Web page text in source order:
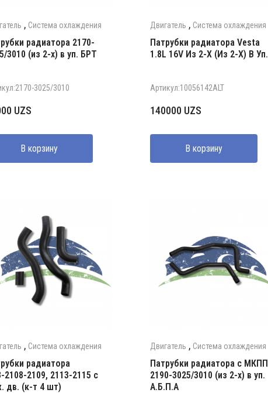
, Система охлаждения
радиатора 2170-
3010 (из 2-х) в уп. БРТ
3025/3010
UZS
В корзину
Двигатель , Система охлаждения
Патрубки радиатора Vesta
1.8L 16V Из 2-Х (Из 2-Х) В Уп.
Артикул:10056142ALT
140000 UZS
В корзину
, Система охлаждения
радиатора
2108-2109, 2113-2115 с
дв. (к-т 4 шт)
Двигатель , Система охлаждения
Патрубки радиатора с МКПП
2190-3025/3010 (из 2-х) в уп.
А.Б.П.А